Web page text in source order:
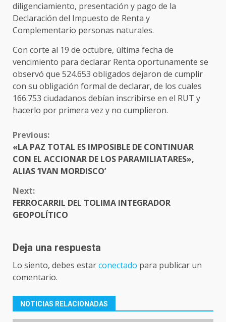
diligenciamiento, presentación y pago de la
Declaración del Impuesto de Renta y
Complementario personas naturales.
Con corte al 19 de octubre, última fecha de
vencimiento para declarar Renta oportunamente se
observó que 524.653 obligados dejaron de cumplir
con su obligación formal de declarar, de los cuales
166.753 ciudadanos debían inscribirse en el RUT y
hacerlo por primera vez y no cumplieron.
CONTINUE
READING
Previous:
«LA PAZ TOTAL ES IMPOSIBLE DE CONTINUAR
CON EL ACCIONAR DE LOS PARAMILIATARES»,
ALIAS ‘IVAN MORDISCO’
Next:
FERROCARRIL DEL TOLIMA INTEGRADOR
GEOPOLÍTICO
Deja una respuesta
Lo siento, debes estarconectado para publicar un
comentario.
NOTICIAS RELACIONADAS